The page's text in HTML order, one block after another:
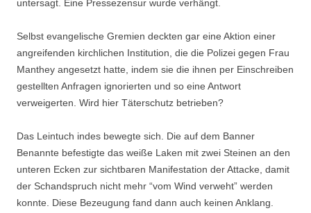
untersagt. Eine Pressezensur wurde verhängt.
Selbst evangelische Gremien deckten gar eine Aktion einer
angreifenden kirchlichen Institution, die die Polizei gegen Frau
Manthey angesetzt hatte, indem sie die ihnen per Einschreiben
gestellten Anfragen ignorierten und so eine Antwort
verweigerten. Wird hier Täterschutz betrieben?
Das Leintuch indes bewegte sich. Die auf dem Banner
Benannte befestigte das weiße Laken mit zwei Steinen an den
unteren Ecken zur sichtbaren Manifestation der Attacke, damit
der Schandspruch nicht mehr “vom Wind verweht” werden
konnte. Diese Bezeugung fand dann auch keinen Anklang.